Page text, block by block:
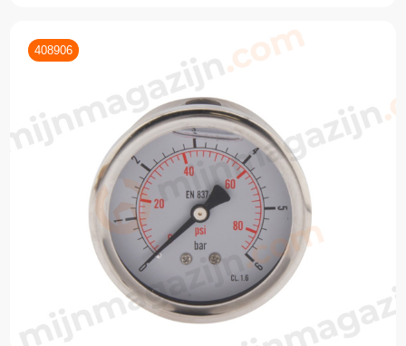
408906